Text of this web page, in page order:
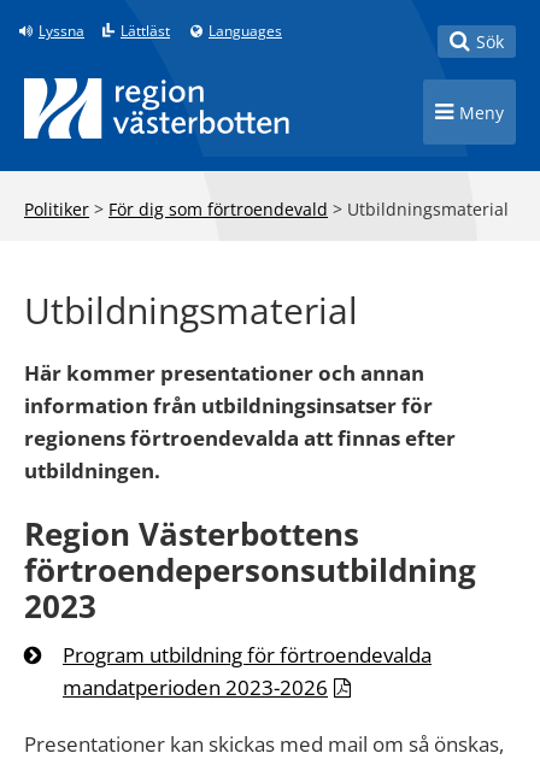
Till innehåll på sidan
Lyssna Lättläst Languages Toggle
Sök
Toggle
Meny
Politiker > För dig som förtroendevald > Utbildningsmaterial
Utbildningsmaterial
Här kommer presentationer och annan
information från utbildningsinsatser för
regionens förtroendevalda att finnas efter
utbildningen.
Region Västerbottens
förtroendepersonsutbildning
2023
Program utbildning för förtroendevalda
mandatperioden 2023-2026
Presentationer kan skickas med mail om så önskas,